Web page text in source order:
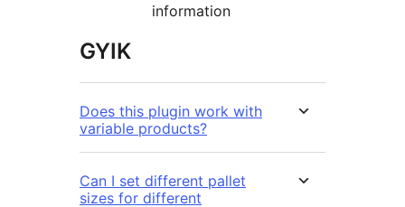
information
GYIK
Does this plugin work with
variable products?
Can I set different pallet
sizes for different